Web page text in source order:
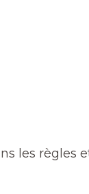
les règles